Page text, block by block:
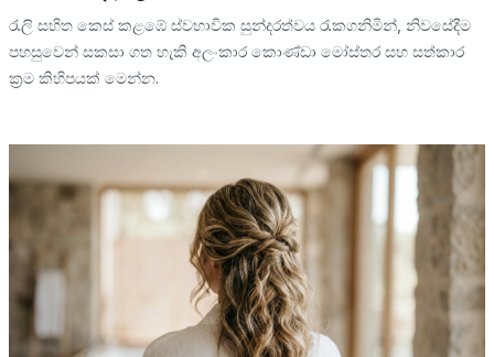
රැලි සහිත කෙස් කළඹේ ස්වභාවික සුන්දරත්වය රැකගනිමින්, නිවසේදීම
පහසුවෙන් සකසා ගත හැකි අලංකාර කොණ්ඩා මෝස්තර සහ සත්කාර
ක්‍රම කිහිපයක් මෙන්න.